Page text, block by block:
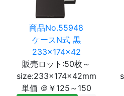
商品No.55948
ケースN式 黒
233×174×42
販売ロット:50枚～
size:233×174×42mm
単価 ＠￥125～150